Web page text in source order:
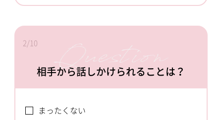
2/10
相手から話しかけられることは？
まったくない